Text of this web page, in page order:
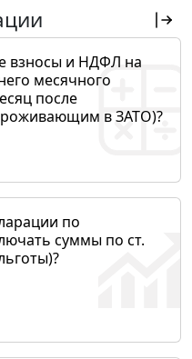
взносы и НДФЛ на
месячного
после
в ЗАТО)?
по
суммы по ст.